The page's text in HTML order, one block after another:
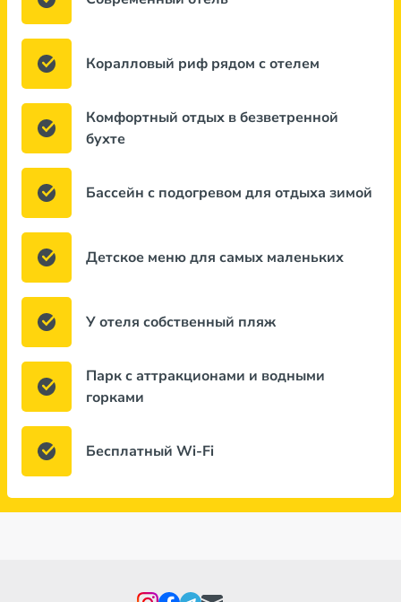
Коралловый риф рядом с отелем
Комфортный отдых в безветренной
бухте
Бассейн с подогревом для отдыха зимой
Детское меню для самых маленьких
У отеля собственный пляж
Парк с аттракционами и водными
горками
Бесплатный Wi-Fi